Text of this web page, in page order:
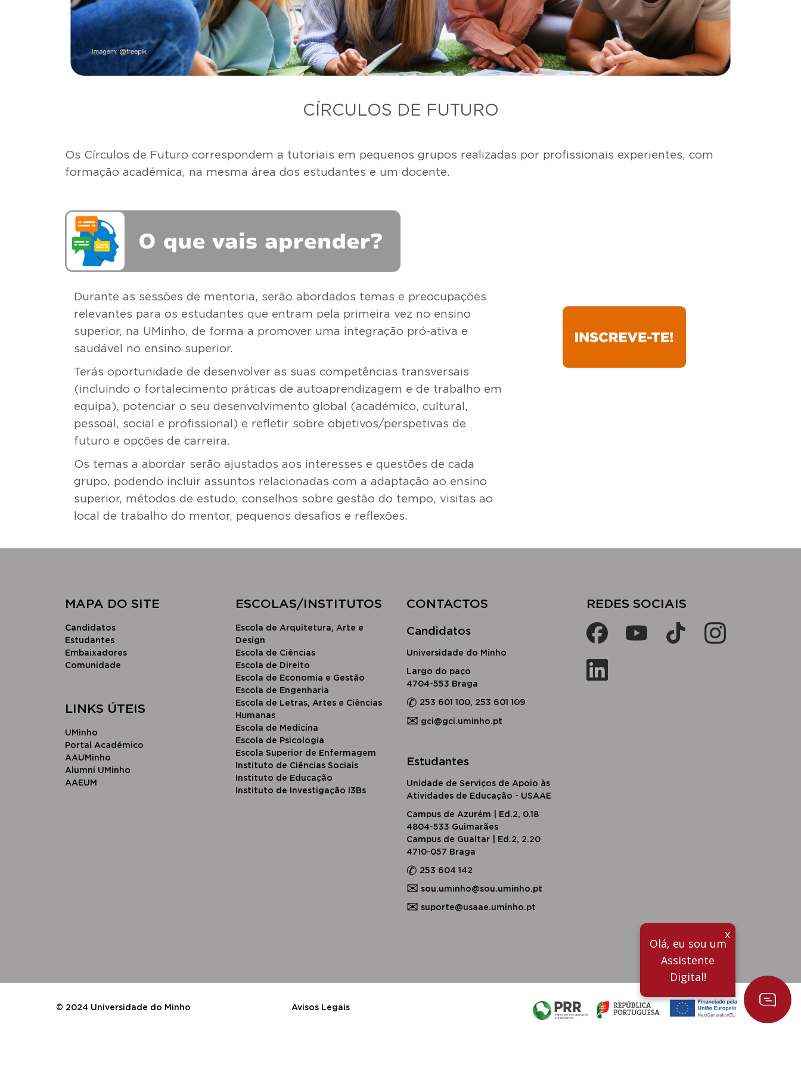
x
Olá, eu sou um
Assistente
Digital!
CÍRCULOS DE FUTURO
Os Círculos de Futuro correspondem a tutoriais em pequenos grupos realizadas por profissionais experientes, com
formação académica, na mesma área dos estudantes e um docente.
Durante as sessões de mentoria, serão abordados temas e preocupações
relevantes para os estudantes que entram pela primeira vez no ensino
superior, na UMinho, de forma a promover uma integração pró-ativa e
saudável no ensino superior.
Terás oportunidade de desenvolver as suas competências transversais
(incluindo o fortalecimento práticas de autoaprendizagem e de trabalho em
equipa), potenciar o seu desenvolvimento global (académico, cultural,
pessoal, social e profissional) e refletir sobre objetivos/perspetivas de
futuro e opções de carreira.
Os temas a abordar serão ajustados aos interesses e questões de cada
grupo, podendo incluir assuntos relacionadas com a adaptação ao ensino
superior, métodos de estudo, conselhos sobre gestão do tempo, visitas ao
local de trabalho do mentor, pequenos desafios e reflexões.
MAPA DO SITE
Candidatos
Estudantes
Embaixadores
Comunidade
LINKS ÚTEIS
UMinho
Portal Académico
AAUMinho
Alumni UMinho
AAEUM
​ESCOLAS/INSTITUTOS​
Escola de Arquitetura, Arte e
Design
Escola ​de Ciências
Escola d​e Direito
Escola de Economia e Gestão
Escola de Engenharia
Escola de Letras, Artes e Ciências
Humanas
Escola de Medicina
Escola de Psicologia
Escola Superior de Enfermagem
Instituto de Ciências Sociais
Instituto de Educação
Instituto de Investigação I3Bs
CONTACTOS
Candidatos
Universidade do Minho
Largo do paço
4704-553 Braga
✆ 253 601 100, 253 601 109
✉ gci@gci.uminho.pt
Estudantes
Unidade de Serviços de Apoio às
Atividades de Educação - USAAE
Campus de Azurém | Ed.2, 0.18
4804-533 Guimarães
Campus de Gualtar | Ed.2, 2.20
4710-057 Braga
✆ 253 604 142
✉ sou.uminho@sou.uminho.pt
✉ suporte@usaae.uminho.pt
​​REDES SOCIAIS​
© 2024 Universidade do Minho ​Avisos Legais